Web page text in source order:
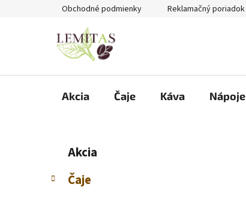
Obchodné podmienky Reklamačný poriadok
Akcia Čaje Káva Nápoje
č
Preskočiť
kategórie
t
e
Akcia
Čaje